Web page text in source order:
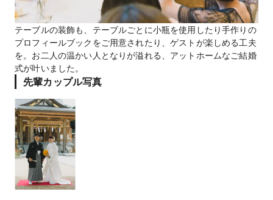
テーブルの装飾も、テーブルごとに小瓶を使用したり手作りの
プロフィールブックをご用意されたり、ゲストが楽しめる工夫
を。お二人の温かい人となりが溢れる、アットホームなご結婚
式が叶いました。
先輩カップル写真